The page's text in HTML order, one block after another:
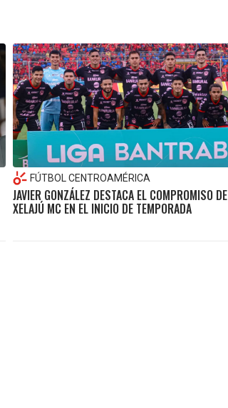
FÚTBOL CENTROAMÉRICA
JAVIER GONZÁLEZ DESTACA EL COMPROMISO DE
XELAJÚ MC EN EL INICIO DE TEMPORADA